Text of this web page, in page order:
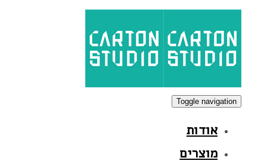
primary
navigation
Toggle navigation
אודות
מוצרים